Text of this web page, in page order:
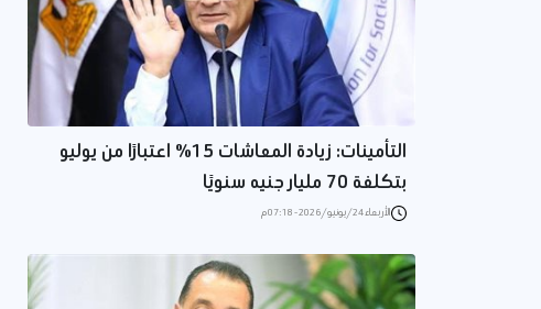
التأمينات: زيادة المعاشات 15% اعتبارًا من يوليو
بتكلفة 70 مليار جنيه سنويًا
الأربعاء 24/يونيو/2026 - 07:18 م